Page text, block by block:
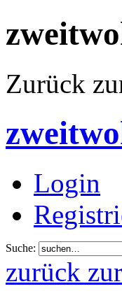
Zurück
Login
Suche:
zurück